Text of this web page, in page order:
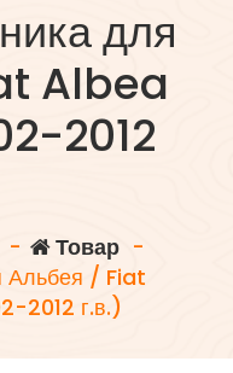
для
Albea
2012
Товар-
Альбея / Fiat
2012 г.в.)